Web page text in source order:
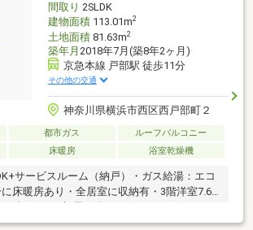
間取り 2SLDK
建物面積113.01m2
土地面積81.63m2
築年月 2018年7月(築8年2ヶ月)
京急本線 戸部駅 徒歩11分
その他の交通
神奈川県横浜市西区西戸部町２
都市ガス
ルーフバルコニー
床暖房 浴室乾燥機
サービスルーム（納戸）・ガス給湯：エコ
床暖房あり・全居室に収納有・3階洋室7.6
フォーム費用は別途負担あり）◆建物仕様・